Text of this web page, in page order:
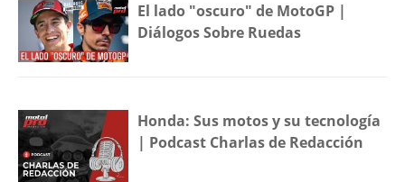
El lado "oscuro" de MotoGP |
Diálogos Sobre Ruedas
Honda: Sus motos y su tecnología
| Podcast Charlas de Redacción